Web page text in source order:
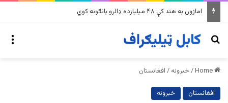
په وینزویلا کې زورورو زلزلو پراخ زیانونه اړولي
Search for
/خبرونه / افغانستان
افغانستان خبرونه